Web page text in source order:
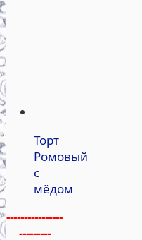
Торт
Ромовый
с
мёдом
----------------
---------